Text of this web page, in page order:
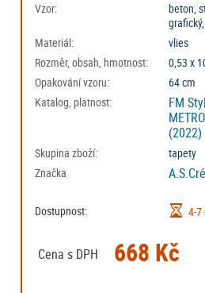
Vzor:
beton,
Materiál:
vlies
Rozměr, obsah, hmotnost:
0,53 x
Opakování vzoru:
64 cm
Katalog, platnost:
FM
(2022)
Skupina zboží:
tapety
Značka
Dostupnost: 4-7
Cena s DPH 668 Kč